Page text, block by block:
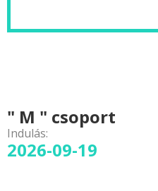
" M " csoport
Indulás:
2026-09-19